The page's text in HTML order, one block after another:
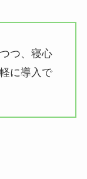
つ、寝心
に導入で